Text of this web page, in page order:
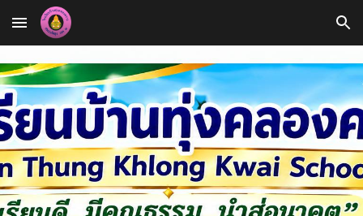
Skip to main content Skip to navigation